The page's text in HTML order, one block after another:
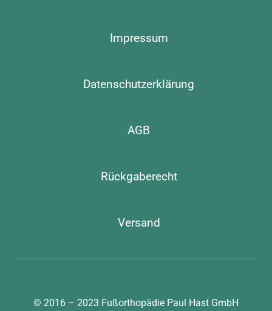
Impressum
Datenschutzerklärung
AGB
Rückgaberecht
Versand
© 2016 – 2023 Fußorthopädie Paul Hast GmbH